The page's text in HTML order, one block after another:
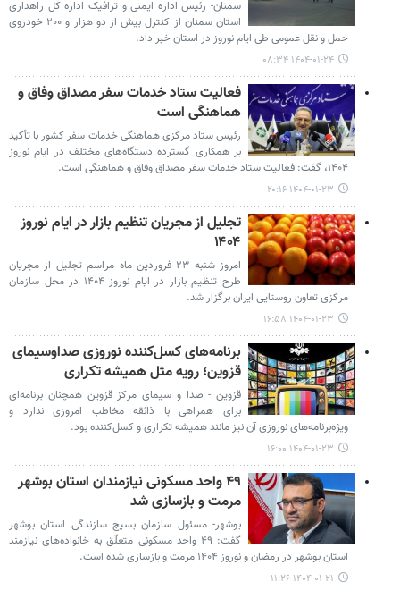
سمنان- رئیس اداره ایمنی و ترافیک اداره کل راهداری
استان سمنان از کنترل بیش از دو هزار و ۲۰۰ خودروی
حمل و نقل عمومی طی ایام نوروز در استان خبر داد.
۱۴۰۴-۰۱-۲۴ ۰۸:۳۴
فعالیت ستاد خدمات سفر مصداق وفاق و
هماهنگی است
رئیس ستاد مرکزی هماهنگی خدمات سفر کشور با تأکید
بر همکاری گسترده دستگاه‌های مختلف در ایام نوروز
۱۴۰۴، گفت: فعالیت ستاد خدمات سفر مصداق وفاق و هماهنگی است.
۱۴۰۴-۰۱-۲۳ ۲۰:۱۶
تجلیل از مجریان تنظیم بازار در ایام نوروز
۱۴۰۴
امروز شنبه ۲۳ فروردین ماه مراسم تجلیل از مجریان
طرح تنظیم بازار در ایام نوروز ۱۴۰۴ در محل سازمان
مرکزی تعاون روستایی ایران برگزار شد.
۱۴۰۴-۰۱-۲۳ ۱۶:۵۸
برنامه‌های کسل‌کننده نوروزی صداوسیمای
قزوین؛ رویه مثل همیشه تکراری
قزوین - صدا و سیمای مرکز قزوین همچنان برنامه‌ای
برای همراهی با ذائقه مخاطب امروزی ندارد و
ویژه‌برنامه‌های نوروزی آن نیز مانند همیشه تکراری و کسل‌کننده بود.
۱۴۰۴-۰۱-۲۳ ۱۶:۰۰
۴۹ واحد مسکونی نیازمندان استان بوشهر
مرمت و بازسازی شد
بوشهر- مسئول سازمان بسیج سازندگی استان بوشهر
گفت: ۴۹ واحد مسکونی متعلّق به خانواده‌های نیازمند
استان بوشهر در رمضان و نوروز ۱۴۰۴ مرمت و بازسازی شده است.
۱۴۰۴-۰۱-۲۱ ۱۱:۲۶